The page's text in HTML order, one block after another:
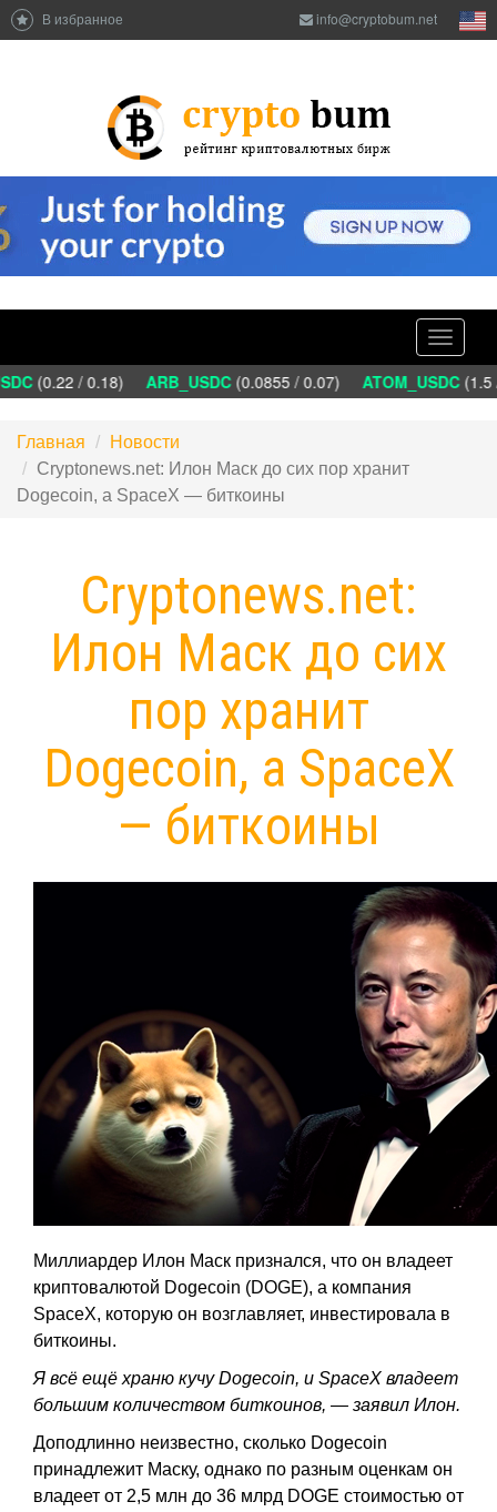
В избранное info@cryptobum.net
Toggle
(0.22 / 0.18) ARB_USDC(0.0855 / 0.07) ATOM_USDC(1.5
Главная
Новости
Cryptonews.net: Илон Маск до сих пор хранит
Dogecoin, а SpaceX — биткоины
Cryptonews.net:
Илон Маск до сих
пор хранит
Dogecoin, а SpaceX
— биткоины
Миллиардер Илон Маск признался, что он владеет
криптовалютой Dogecoin (DOGE), а компания
SpaceX, которую он возглавляет, инвестировала в
биткоины.
Я всё ещё храню кучу Dogecoin, и SpaceX владеет
большим количеством биткоинов, — заявил Илон.
Доподлинно неизвестно, сколько Dogecoin
принадлежит Маску, однако по разным оценкам он
владеет от 2,5 млн до 36 млрд DOGE стоимостью от